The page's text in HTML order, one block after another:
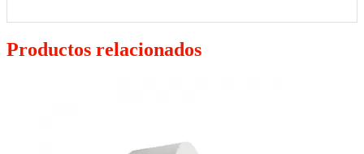
Productos relacionados